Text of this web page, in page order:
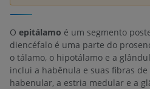
O epitálamo é um segmento
diencéfalo é uma parte do
o tálamo, o hipotálamo e a
inclui a habênula e suas fibras
habenular, a estria medular e a